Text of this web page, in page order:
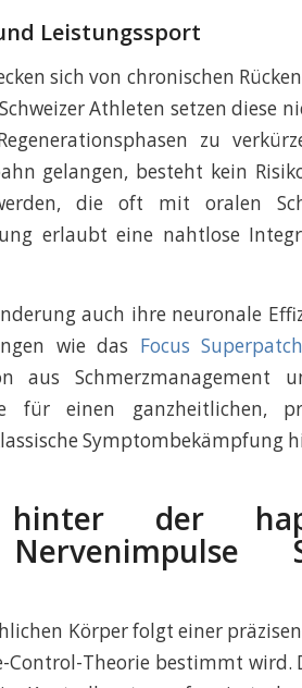
Leistungssport
sich von chronischen
Athleten setzen diese
zu
gelangen, besteht kein
die oft mit oralen
erlaubt eine nahtlose
auch ihre neuronale
wie das Focus Superpatch
aus Schmerzmanagement
einen ganzheitlichen,
Symptombekämpfung
der
Körper folgt einer
Control-Theorie bestimmt wird.